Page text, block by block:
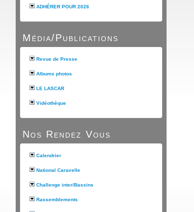
ADHÉRER POUR 2026
Média/Publications
Revue de Presse
Albums photos
LE LASCAR
Vidéothèque
Nos Rendez Vous
Calendrier
National Caravelle
Challenge inter/Bassins
Rassemblements